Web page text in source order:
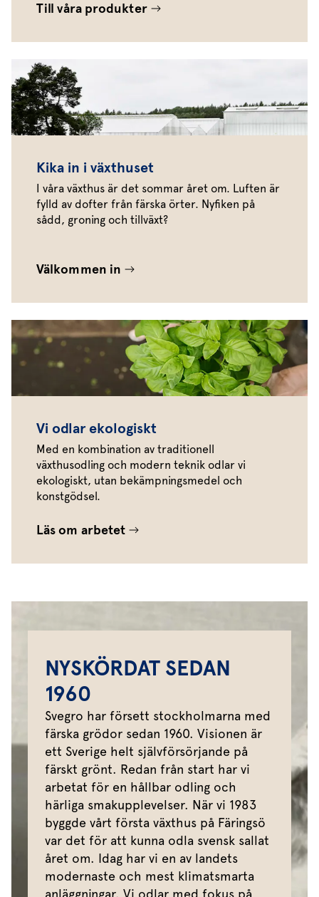
Till våra produkter
Kika in i växthuset
I våra växthus är det sommar året om. Luften är
fylld av dofter från färska örter. Nyfiken på
sådd, groning och tillväxt?
Välkommen in
Vi odlar ekologiskt
Med en kombination av traditionell
växthusodling och modern teknik odlar vi
ekologiskt, utan bekämpningsmedel och
konstgödsel.
Läs om arbetet
NYSKÖRDAT SEDAN
1960
Svegro har försett stockholmarna med
färska grödor sedan 1960. Visionen är
ett Sverige helt självförsörjande på
färskt grönt. Redan från start har vi
arbetat för en hållbar odling och
härliga smakupplevelser. När vi 1983
byggde vårt första växthus på Färingsö
var det för att kunna odla svensk sallat
året om. Idag har vi en av landets
modernaste och mest klimatsmarta
anläggningar. Vi odlar med fokus på